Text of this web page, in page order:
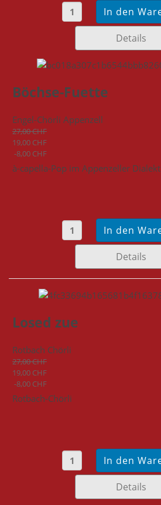
Details
Böchse-Fuette
Engel-Chörli Appenzell
27,00 CHF
19,00 CHF
-8,00 CHF
à-capella-Pop im Appenzeller Dialekt
Details
Losed zue
Rotbach Chörli
27,00 CHF
19,00 CHF
-8,00 CHF
Rotbach-Chörli
Details